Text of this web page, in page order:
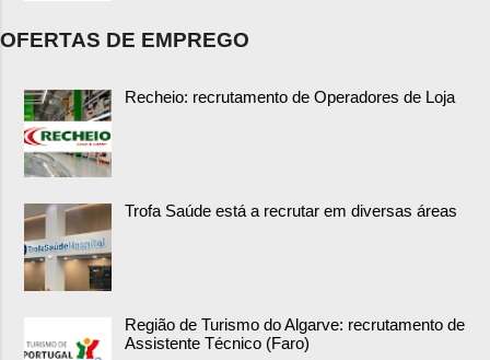
OFERTAS DE EMPREGO
Recheio: recrutamento de Operadores de Loja
Trofa Saúde está a recrutar em diversas áreas
Região de Turismo do Algarve: recrutamento de
Assistente Técnico (Faro)